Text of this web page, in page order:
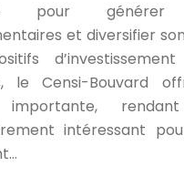
pour
et diversifier
le Censi-Bouvard
importante, rendant
intéressant